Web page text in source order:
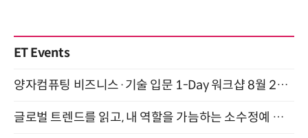
ET Events
양자컴퓨팅 비즈니스·기술 입문 1-Day 워크샵 8월 28일 개최
글로벌 트렌드를 읽고, 내 역할을 가늠하는 소수정예 실습 워크숍 (8/28)